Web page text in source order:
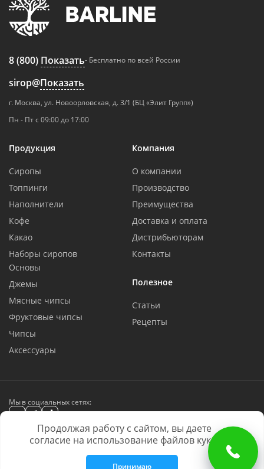
8 (800) Показать- Бесплатно по всей России
sirop@Показать
г. Москва, ул. Новоорловская, д. 3/1 (БЦ «Элит Групп»)
Пн - Пт с 09:00 до 17:00
Продукция
Сиропы
Топпинги
Наполнители
Кофе
Какао
Наборы сиропов
Основы
Джемы
Мясные чипсы
Фруктовые чипсы
Чипсы
Аксессуары
Компания
О компании
Производство
Преимущества
Доставка и оплата
Дистрибьюторам
Контакты
Полезное
Статьи
Рецепты
BARLINE © 2016 - 2026. Все права защищены
® 855615, ® 1169696, ® 666964
Юридическая информация
Политика конфиденциальности
Мы в социальных сетях:
Продолжая работу с сайтом, вы даете
согласие на использование файлов куки.
Принимаю